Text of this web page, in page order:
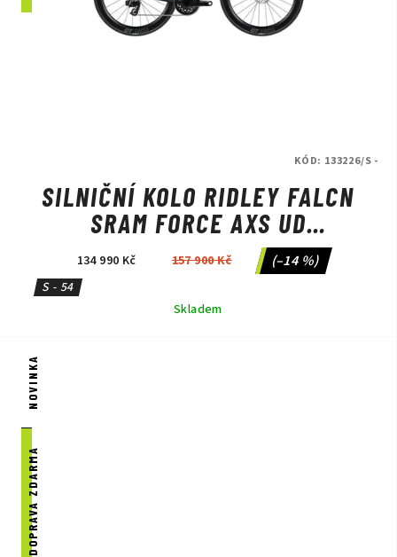
SILNIČNÍ KOLO RIDLEY FALCN
SRAM FORCE AXS UD
CARBON/CANDY RED
METALLIC/SILVER
134 990 Kč 157 900 Kč (–14 %)
S - 54
Skladem
KÓD: 133226/S -
NOVINKA
DOPRAVA ZDARMA